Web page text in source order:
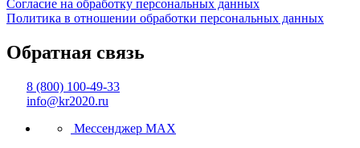
Согласие на обработку персональных данных
Политика в отношении обработки персональных данных
Обратная связь
8 (800) 100-49-33
info@kr2020.ru
Мессенджер MAX